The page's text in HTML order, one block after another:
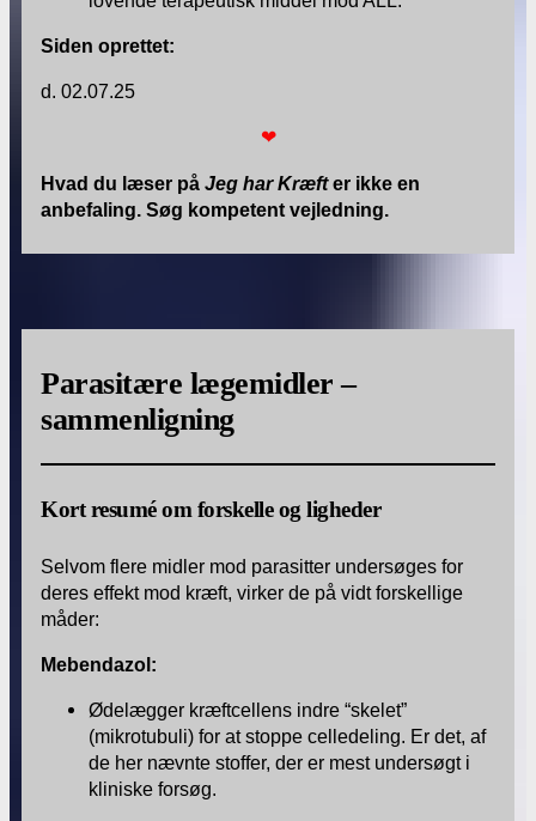
Siden oprettet:
d. 02.07.25
❤
Hvad du læser påJeg har Kræfter ikke en
anbefaling. Søg kompetent vejledning.
Parasitære lægemidler –
sammenligning
Kort resumé om forskelle og ligheder
Selvom flere midler mod parasitter undersøges for
deres effekt mod kræft, virker de på vidt forskellige
måder:
Mebendazol:
Ødelægger kræftcellens indre “skelet”
(mikrotubuli) for at stoppe celledeling. Er det, af
de her nævnte stoffer, der er mest undersøgt i
kliniske forsøg.